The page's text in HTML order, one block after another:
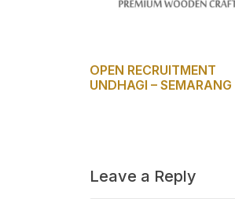
OPEN RECRUITMENT
UNDHAGI – SEMARANG
Leave a Reply